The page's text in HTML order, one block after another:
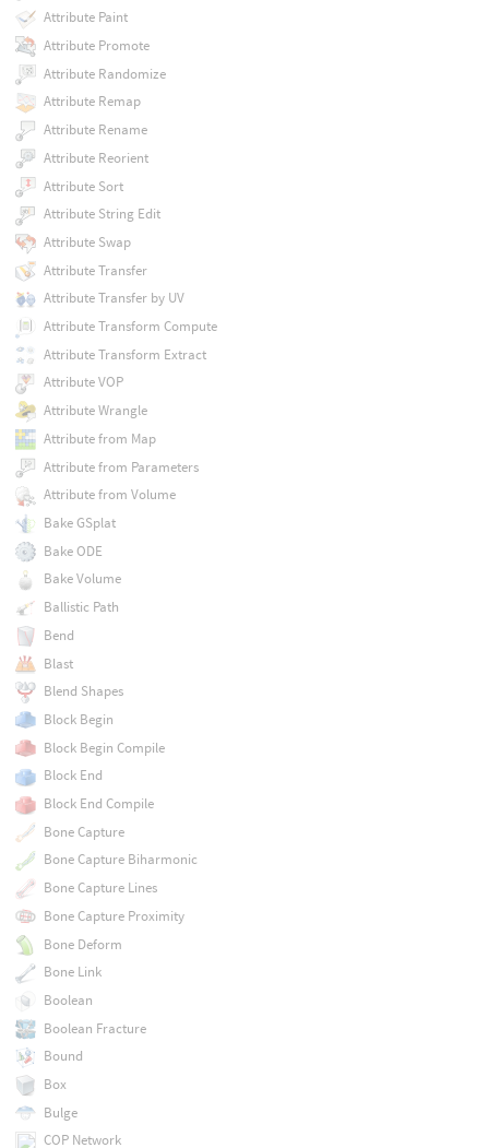
Attribute Paint
Attribute Promote
Attribute Randomize
Attribute Remap
Attribute Rename
Attribute Reorient
Attribute Sort
Attribute String Edit
Attribute Swap
Attribute Transfer
Attribute Transfer by UV
Attribute Transform Compute
Attribute Transform Extract
Attribute VOP
Attribute Wrangle
Attribute from Map
Attribute from Parameters
Attribute from Volume
Bake GSplat
Bake ODE
Bake Volume
Ballistic Path
Bend
Blast
Blend Shapes
Block Begin
Block Begin Compile
Block End
Block End Compile
Bone Capture
Bone Capture Biharmonic
Bone Capture Lines
Bone Capture Proximity
Bone Deform
Bone Link
Boolean
Boolean Fracture
Bound
Box
Bulge
COP Network